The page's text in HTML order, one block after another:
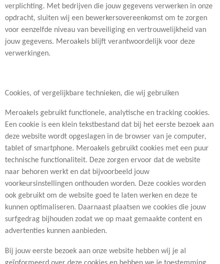
verplichting. Met bedrijven die jouw gegevens verwerken in onze
opdracht, sluiten wij een bewerkersovereenkomst om te zorgen
voor eenzelfde niveau van beveiliging en vertrouwelijkheid van
jouw gegevens. Meroakels blijft verantwoordelijk voor deze
verwerkingen.
Cookies, of vergelijkbare technieken, die wij gebruiken
Meroakels gebruikt functionele, analytische en tracking cookies.
Een cookie is een klein tekstbestand dat bij het eerste bezoek aan
deze website wordt opgeslagen in de browser van je computer,
tablet of smartphone. Meroakels gebruikt cookies met een puur
technische functionaliteit. Deze zorgen ervoor dat de website
naar behoren werkt en dat bijvoorbeeld jouw
voorkeursinstellingen onthouden worden. Deze cookies worden
ook gebruikt om de website goed te laten werken en deze te
kunnen optimaliseren. Daarnaast plaatsen we cookies die jouw
surfgedrag bijhouden zodat we op maat gemaakte content en
advertenties kunnen aanbieden.
Bij jouw eerste bezoek aan onze website hebben wij je al